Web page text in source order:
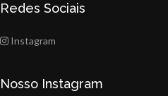
Redes Sociais
Instagram
Nosso Instagram